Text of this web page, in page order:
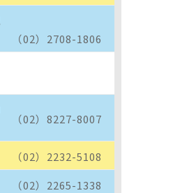
（02）2708-1806
（02）8227-8007
（02）2232-5108
（02）2265-1338